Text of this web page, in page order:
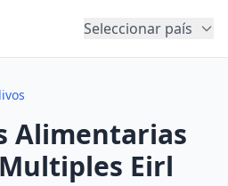
Seleccionar país
Alimentarias
Eirl